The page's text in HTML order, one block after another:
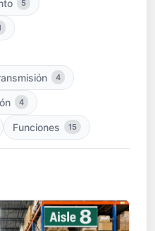
5
4
4
Funciones 15